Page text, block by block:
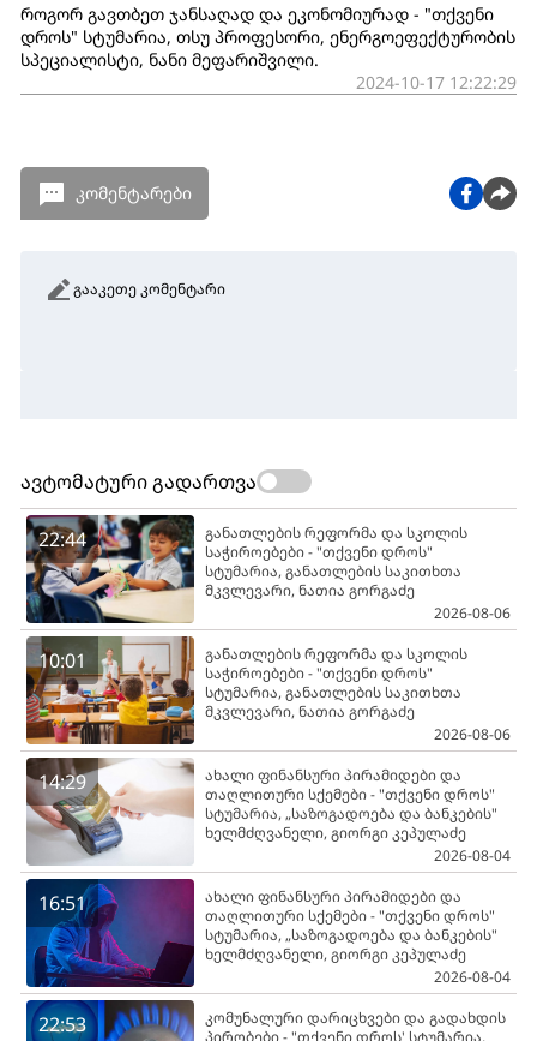
როგორ გავთბეთ ჯანსაღად და ეკონომიურად - "თქვენი
დროს" სტუმარია, თსუ პროფესორი, ენერგოეფექტურობის
სპეციალისტი, ნანი მეფარიშვილი.
2024-10-17 12:22:29
კომენტარები
გააკეთე კომენტარი
ავტომატური გადართვა
22:44
განათლების რეფორმა და სკოლის
საჭიროებები - "თქვენი დროს"
სტუმარია, განათლების საკითხთა
მკვლევარი, ნათია გორგაძე
2026-08-06
10:01
განათლების რეფორმა და სკოლის
საჭიროებები - "თქვენი დროს"
სტუმარია, განათლების საკითხთა
მკვლევარი, ნათია გორგაძე
2026-08-06
14:29
ახალი ფინანსური პირამიდები და
თაღლითური სქემები - "თქვენი დროს"
სტუმარია, „საზოგადოება და ბანკების"
ხელმძღვანელი, გიორგი კეპულაძე
2026-08-04
16:51
ახალი ფინანსური პირამიდები და
თაღლითური სქემები - "თქვენი დროს"
სტუმარია, „საზოგადოება და ბანკების"
ხელმძღვანელი, გიორგი კეპულაძე
2026-08-04
22:53
კომუნალური დარიცხვები და გადახდის
პირობები - "თქვენი დროს' სტუმარია,